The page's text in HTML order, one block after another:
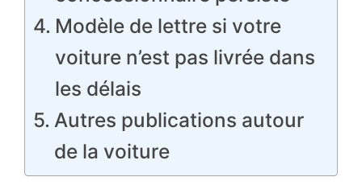
Modèle de lettre si votre
voiture n’est pas livrée dans
les délais
Autres publications autour
de la voiture